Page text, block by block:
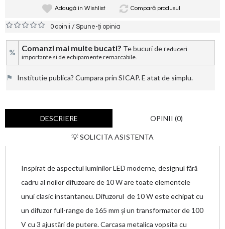
Adaugă in Wishlist Compară produsul
0 opinii /Spune-ţi opinia
% Comanzi mai multe bucati? Te bucuri de reduceri
importante si de echipamente remarcabile.
⚑ Institutie publica? Cumpara prin SICAP. E atat de simplu.
DESCRIERE OPINII (0)
💡 SOLICITA ASISTENTA
Inspirat de aspectul luminilor LED moderne, designul fără
cadru al noilor difuzoare de 10 W are toate elementele
unui clasic instantaneu. Difuzorul de 10 W este echipat cu
un difuzor full-range de 165 mm și un transformator de 100
V cu 3 ajustări de putere. Carcasa metalica vopsita cu